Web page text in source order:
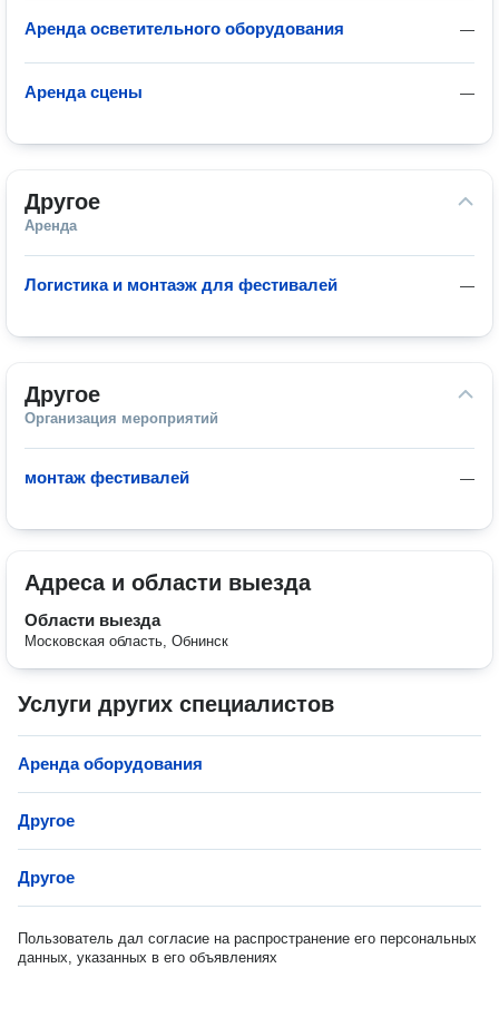
—
Аренда осветительного оборудования
—
Аренда сцены
Другое
Аренда
—
Логистика и монтаэж для фестивалей
Другое
Организация мероприятий
—
монтаж фестивалей
Адреса и области выезда
Области выезда
Московская область, Обнинск
Услуги других специалистов
Аренда оборудования
Другое
Другое
Пользователь дал согласие на распространение его персональных
данных, указанных в его объявлениях